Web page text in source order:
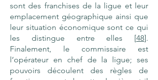
sont des franchises de la ligue et leur
emplacement géographique ainsi que
leur situation économique sont ce qui
les distingue entre elles [48].
Finalement, le commissaire est
l’opérateur en chef de la ligue; ses
pouvoirs découlent des règles de